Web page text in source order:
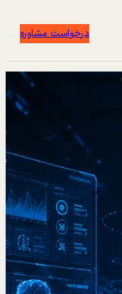
درخواست مشاوره